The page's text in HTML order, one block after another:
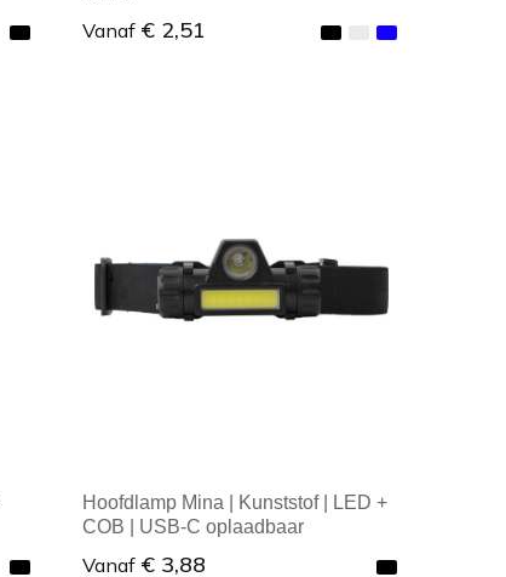
Vanaf € 2,51
Hoofdlamp Mina | Kunststof | LED +
COB | USB-C oplaadbaar
Vanaf € 3,88